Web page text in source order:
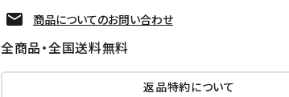
商品についてのお問い合わせ
全商品・全国送料無料
返品特約について